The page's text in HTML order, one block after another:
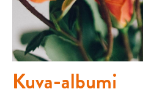
Kuva-albumi